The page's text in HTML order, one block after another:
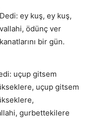
Dedi: ey kuş, ey kuş,
vallahi, ödünç ver
kanatlarını bir gün.
uçup gitsem
uçup gitsem
gurbettekilere